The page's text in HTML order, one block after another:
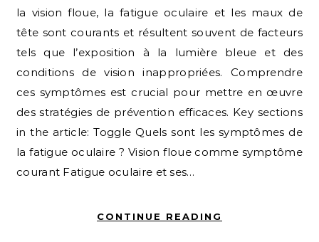
la vision floue, la fatigue oculaire et les maux de
tête sont courants et résultent souvent de facteurs
tels que l’exposition à la lumière bleue et des
conditions de vision inappropriées. Comprendre
ces symptômes est crucial pour mettre en œuvre
des stratégies de prévention efficaces. Key sections
in the article: Toggle Quels sont les symptômes de
la fatigue oculaire ? Vision floue comme symptôme
courant Fatigue oculaire et ses…
CONTINUE READING